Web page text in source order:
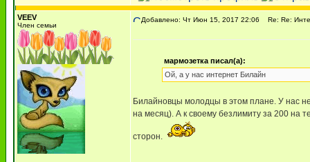
VEEV
Член семьи
Добавлено: Чт Июн 15, 2017 22:06 Re: Re:
мармозетка писал(а):
Ой, а у нас интернет Билайн
Билайновцы молодцы в этом плане. У нас
на месяц). А к своему безлимиту за 200 на
сторон.